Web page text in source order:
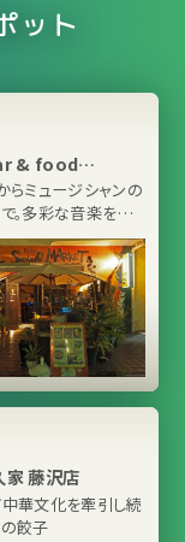
ット
& food
らミュージシャンの
。多彩な音楽を手
お酒とともに楽し
ュージックバー
家 藤沢店
華文化を牽引し続
餃子